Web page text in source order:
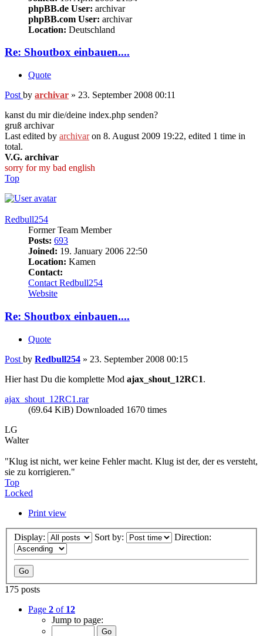
phpBB.de User: archivar
phpBB.com User: archivar
Location: Deutschland
Re: Shoutbox einbauen....
Quote
Post by archivar » 23. September 2008 00:11
kanst du mir die/deine index.php senden?
gruß archivar
Last edited by archivaron 8. August 2009 19:22, edited 1 time in
total.
V.G. archivar
sorry for my bad english
Top
Redbull254
Former Team Member
Posts: 693
Joined: 19. January 2006 22:50
Location: Kamen
Contact:
Contact Redbull254
Website
Re: Shoutbox einbauen....
Quote
Post by Redbull254 » 23. September 2008 00:15
Hier hast Du die komplette Mod ajax_shout_12RC1.
ajax_shout_12RC1.rar
(69.64 KiB) Downloaded 1670 times
LG
Walter
"Klug ist nicht, wer keine Fehler macht. Klug ist der, der es versteht,
sie zu korrigieren."
Top
Locked
Print view
Display: Sort by: Direction:
175 posts
Page 2 of 12
Jump to page: